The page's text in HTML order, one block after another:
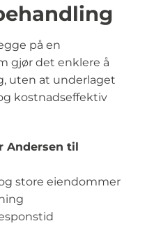
på en
gjør det enklere å
uten at underlaget
kostnadseffektiv
Andersen til
store eiendommer